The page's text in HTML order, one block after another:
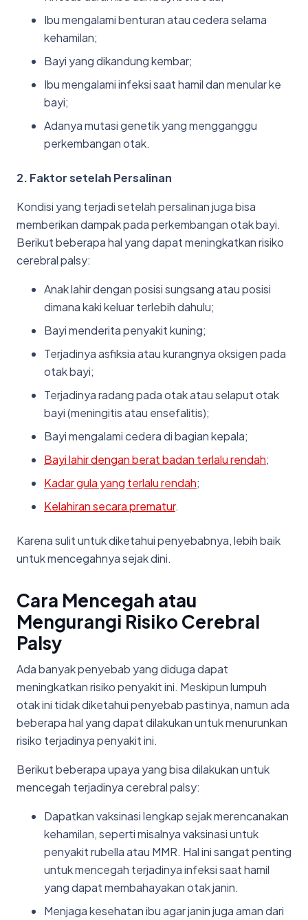
Ibu mengalami benturan atau cedera selama
kehamilan;
Bayi yang dikandung kembar;
Ibu mengalami infeksi saat hamil dan menular ke
bayi;
Adanya mutasi genetik yang mengganggu
perkembangan otak.
2. Faktor setelah Persalinan
Kondisi yang terjadi setelah persalinan juga bisa
memberikan dampak pada perkembangan otak bayi.
Berikut beberapa hal yang dapat meningkatkan risiko
cerebral palsy:
Anak lahir dengan posisi sungsang atau posisi
dimana kaki keluar terlebih dahulu;
Bayi menderita penyakit kuning;
Terjadinya asfiksia atau kurangnya oksigen pada
otak bayi;
Terjadinya radang pada otak atau selaput otak
bayi (meningitis atau ensefalitis);
Bayi mengalami cedera di bagian kepala;
Bayi lahir dengan berat badan terlalu rendah;
Kadar gula yang terlalu rendah;
Kelahiran secara prematur.
Karena sulit untuk diketahui penyebabnya, lebih baik
untuk mencegahnya sejak dini.
Cara Mencegah atau
Mengurangi Risiko Cerebral
Palsy
Ada banyak penyebab yang diduga dapat
meningkatkan risiko penyakit ini. Meskipun lumpuh
otak ini tidak diketahui penyebab pastinya, namun ada
beberapa hal yang dapat dilakukan untuk menurunkan
risiko terjadinya penyakit ini.
Berikut beberapa upaya yang bisa dilakukan untuk
mencegah terjadinya cerebral palsy:
Dapatkan vaksinasi lengkap sejak merencanakan
kehamilan, seperti misalnya vaksinasi untuk
penyakit rubella atau MMR. Hal ini sangat penting
untuk mencegah terjadinya infeksi saat hamil
yang dapat membahayakan otak janin.
Menjaga kesehatan ibu agar janin juga aman dari